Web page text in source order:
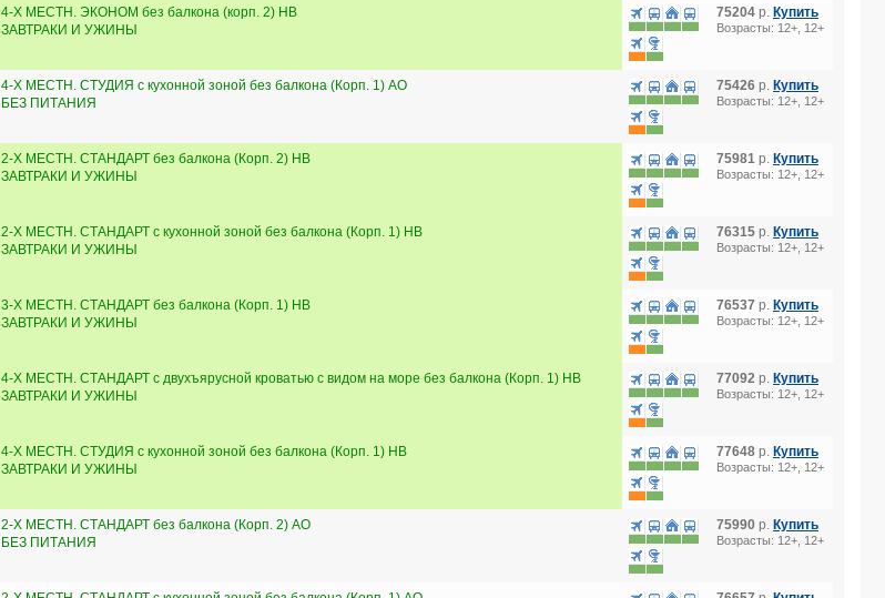
4-Х МЕСТН. ЭКОНОМ без балкона (корп. 2) HB
ЗАВТРАКИ И УЖИНЫ
75204 р. Купить
Возрасты: 12+, 12+
4-Х МЕСТН. СТУДИЯ с кухонной зоной без балкона (Корп. 1) AO
БЕЗ ПИТАНИЯ
75426 р. Купить
Возрасты: 12+, 12+
2-Х МЕСТН. СТАНДАРТ без балкона (Корп. 2) HB
ЗАВТРАКИ И УЖИНЫ
75981 р. Купить
Возрасты: 12+, 12+
2-Х МЕСТН. СТАНДАРТ с кухонной зоной без балкона (Корп. 1) HB
ЗАВТРАКИ И УЖИНЫ
76315 р. Купить
Возрасты: 12+, 12+
3-Х МЕСТН. СТАНДАРТ без балкона (Корп. 1) HB
ЗАВТРАКИ И УЖИНЫ
76537 р. Купить
Возрасты: 12+, 12+
4-Х МЕСТН. СТАНДАРТ с двухъярусной кроватью с видом на море без балкона (Корп. 1) HB
ЗАВТРАКИ И УЖИНЫ
77092 р. Купить
Возрасты: 12+, 12+
4-Х МЕСТН. СТУДИЯ с кухонной зоной без балкона (Корп. 1) HB
ЗАВТРАКИ И УЖИНЫ
77648 р. Купить
Возрасты: 12+, 12+
2-Х МЕСТН. СТАНДАРТ без балкона (Корп. 2) AO
БЕЗ ПИТАНИЯ
75990 р. Купить
Возрасты: 12+, 12+